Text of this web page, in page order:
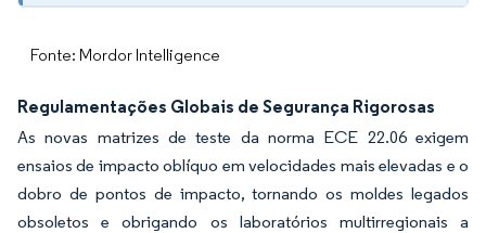
Fonte: Mordor Intelligence
Regulamentações Globais de Segurança Rigorosas
As novas matrizes de teste da norma ECE 22.06 exigem
ensaios de impacto oblíquo em velocidades mais elevadas e o
dobro de pontos de impacto, tornando os moldes legados
obsoletos e obrigando os laboratórios multirregionais a